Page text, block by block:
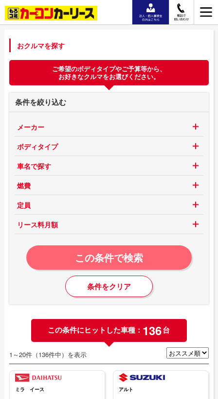
おクルマを探す
ご希望のボディタイプやご予算等から、
お好きなクルマをお選びください。
条件を絞り込む
メーカー
ボディタイプ
車名で探す
燃費
定員
リース料月額
この条件で検索
条件をクリア
この条件にヒットした車種： 136台
1～20件（136件中）を表示
ミラ イース アルト